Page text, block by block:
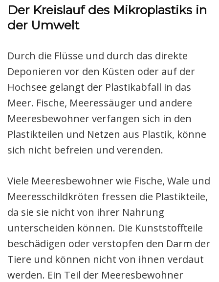
Der Kreislauf des Mikroplastiks in
der Umwelt
Durch die Flüsse und durch das direkte
Deponieren vor den Küsten oder auf der
Hochsee gelangt der Plastikabfall in das
Meer. Fische, Meeressäuger und andere
Meeresbewohner verfangen sich in den
Plastikteilen und Netzen aus Plastik, könne
sich nicht befreien und verenden.
Viele Meeresbewohner wie Fische, Wale und
Meeresschildkröten fressen die Plastikteile,
da sie sie nicht von ihrer Nahrung
unterscheiden können. Die Kunststoffteile
beschädigen oder verstopfen den Darm der
Tiere und können nicht von ihnen verdaut
werden. Ein Teil der Meeresbewohner